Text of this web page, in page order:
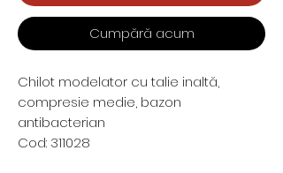
Cumpără acum
Chilot modelator cu talie inaltă,
compresie medie, bazon
antibacterian
Cod: 311028